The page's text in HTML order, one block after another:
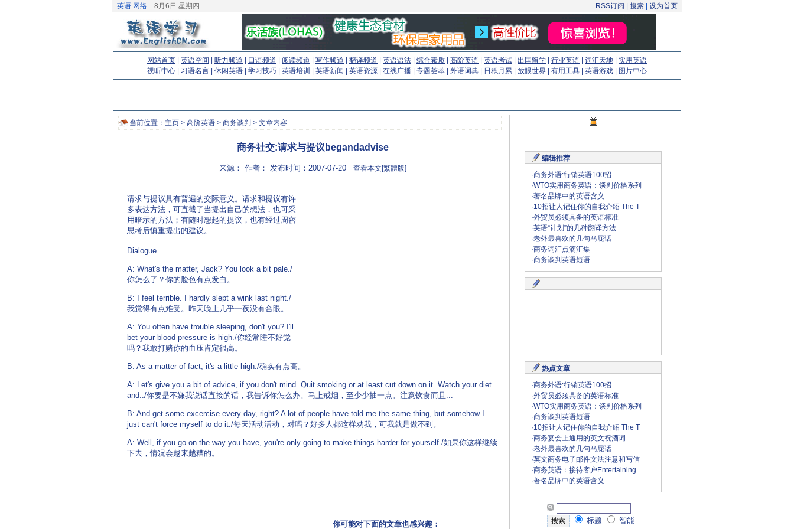
英语.网络 8月6日 星期四 RSS订阅 搜索 设为首页
网站首页 英语空间 听力频道 口语频道 阅读频道 写作频道 翻译频道 英语语法 综合素质 高阶英语 英语考试 出国留学 行业英语 词汇天地
实用英语
视听中心
习语名言 休闲英语 学习技巧 英语培训 英语新闻 英语资源 在线广播 专题荟萃 外语词典 日积月累 放眼世界 有用工具 英语游戏 图片中心
当前位置： 主页 > 高阶英语 > 商务谈判 > 文章内容
商务社交:请求与提议begandadvise
来源： 作者： 发布时间：2007-07-20 查看本文[繁體版]
请求与提议具有普遍的交际意义。请求和提议有许
多表达方法，可直截了当提出自己的想法，也可采
用暗示的方法；有随时想起的提议，也有经过周密
思考后慎重提出的建议。
Dialogue
A: What's the matter, Jack? You look a bit pale./
你怎么了？你的脸色有点发白。
B: I feel terrible. I hardly slept a wink last night./
我觉得有点难受。昨天晚上几乎一夜没有合眼。
A: You often have trouble sleeping, don't you? I'll
bet your blood pressure is high./你经常睡不好觉
吗？我敢打赌你的血压肯定很高。
B: As a matter of fact, it's a little high./确实有点高。
A: Let's give you a bit of advice, if you don't mind. Quit smoking or at least cut down on it. Watch your diet
and../你要是不嫌我说话直接的话，我告诉你怎么办。马上戒烟，至少少抽一点。注意饮食而且...
B: And get some excercise every day, right? A lot of people have told me the same thing, but somehow I
just can't force myself to do it./每天活动活动，对吗？好多人都这样劝我，可我就是做不到。
A: Well, if you go on the way you have, you're only going to make things harder for yourself./如果你这样继续
下去，情况会越来越糟的。
你可能对下面的文章也感兴趣：
编辑推荐
·商务外语:行销英语100招
·WTO实用商务英语：谈判价格系列
·著名品牌中的英语含义
·10招让人记住你的自我介绍 The T
·外贸员必须具备的英语标准
·英语“计划”的几种翻译方法
·老外最喜欢的几句马屁话
·商务词汇点滴汇集
·商务谈判英语短语
热点文章
·商务外语:行销英语100招
·外贸员必须具备的英语标准
·WTO实用商务英语：谈判价格系列
·商务谈判英语短语
·10招让人记住你的自我介绍 The T
·商务宴会上通用的英文祝酒词
·老外最喜欢的几句马屁话
·英文商务电子邮件文法注意和写信
·商务英语：接待客户Entertaining
·著名品牌中的英语含义
标题 智能